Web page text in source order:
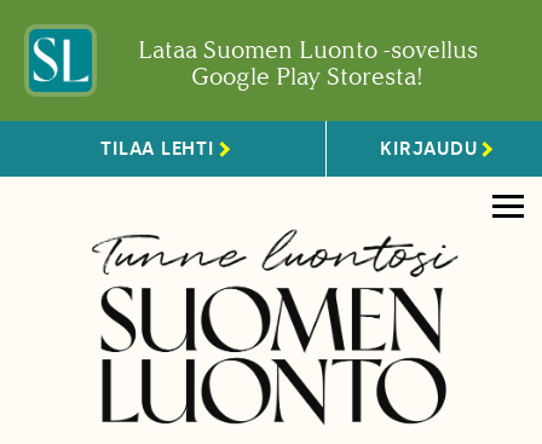
Lataa Suomen Luonto -sovellus
Google Play Storesta!
TILAA LEHTI KIRJAUDU